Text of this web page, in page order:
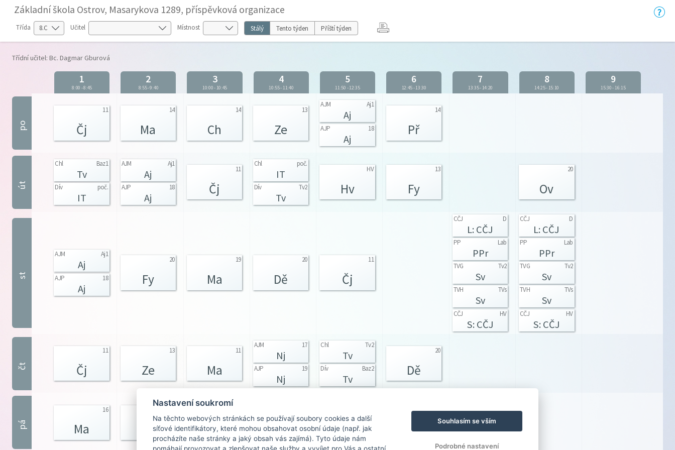
Základní škola Ostrov, Masarykova 1289, příspěvková organizace
Třída Učitel Místnost Stálý Tento týden Příští týden
Třídní učitel: Bc. Dagmar Gburová
1
8:00 -8:45
2
8:55-9:40
3
10:00-10:45
4
10:55-11:40
5
11:50 -12:35
6
12:45-13:30
7
13:35-14:20
8
14:25-15:10
9
15:30-16:15
po
11
Čj
14
Ma
14
Ch
13
Ze
AJM Aj1
Aj
AJP 18
Aj
14
Př
út
Chl Baz1
Tv
Dív poč.
IT
AJM Aj1
Aj
AJP 18
Aj
11
Čj
Chl poč.
IT
Dív Tv2
Tv
HV
Hv
13
Fy
20
Ov
st
AJM Aj1
Aj
AJP 18
Aj
20
Fy
19
Ma
20
Dě
11
Čj
CČJ D
L: CČJ
PP Lab
PPr
TVG Tv2
Sv
TVH TVs
Sv
CČJ HV
S: CČJ
CČJ D
L: CČJ
PP Lab
PPr
TVG Tv2
Sv
TVH TVs
Sv
CČJ HV
S: CČJ
čt
11
Čj
13
Ze
11
Ma
AJM 17
Nj
AJP 19
Nj
Chl Tv2
Tv
Dív Baz2
Tv
20
Dě
pá
16
Ma Čj Ch
Nj
AJP 19
Nj
Př
VV
Vv
Nastavení soukromí
Na těchto webových stránkách se používají soubory cookies a další
síťové identifikátory, které mohou obsahovat osobní údaje (např. jak
procházíte naše stránky a jaký obsah vás zajímá). Tyto údaje nám
Souhlasím se vším
Podrobné nastavení